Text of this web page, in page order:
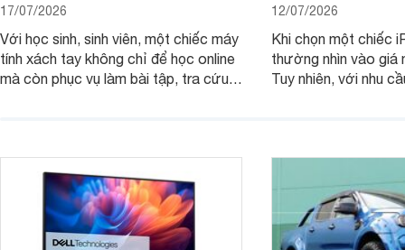
17/07/2026
Với học sinh, sinh viên, một chiếc máy
tính xách tay không chỉ để học online
mà còn phục vụ làm bài tập, tra cứu,
thay vì chỉ so sánh cấu hình trên giấy.
12/07/2026
Khi chọn một chiếc
thường nhìn vào
Tuy nhiên, với nhu
không, dùng được